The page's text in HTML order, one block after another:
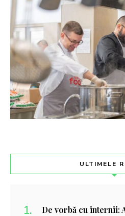
ULTIMELE
De vorbă cu internii: